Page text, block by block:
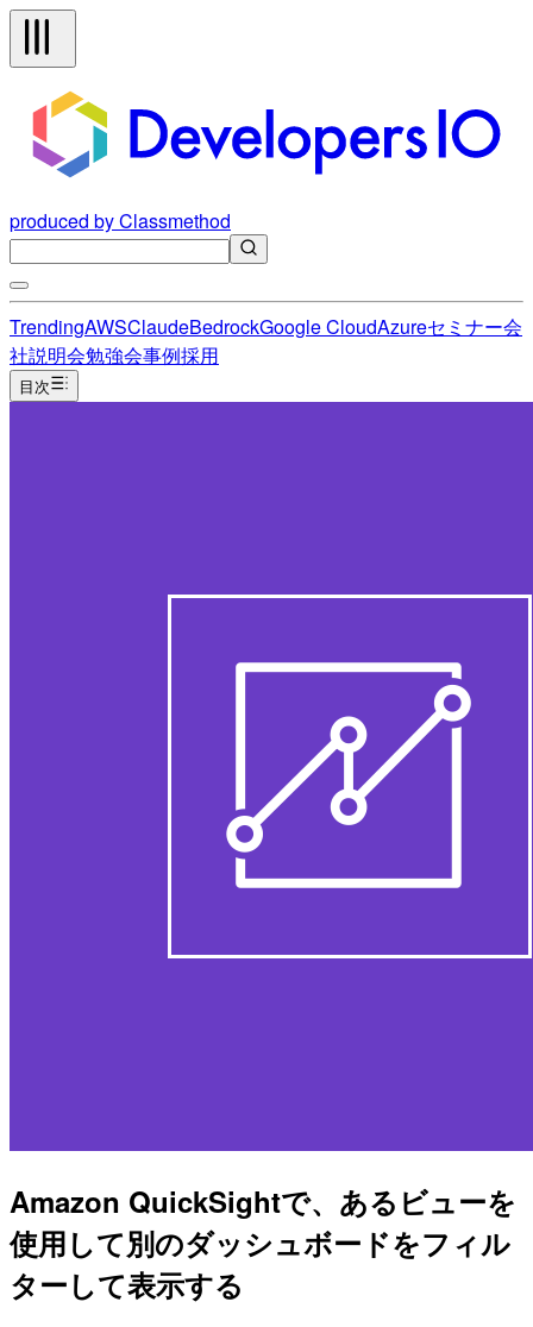
produced by Classmethod
TrendingAWSClaudeBedrockGoogle CloudAzureセミナー会
社説明会勉強会事例採用
目次
Amazon QuickSightで、あるビューを
使用して別のダッシュボードをフィル
ターして表示する